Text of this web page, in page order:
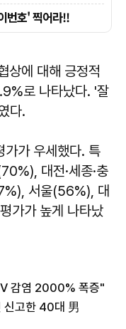
상에 대해 긍정적
로 나타났다. '잘
다.
가가 우세했다. 특
대전·세종·충
서울(56%), 대
가가 높게 나타났
감염 2000% 폭증"
신고한 40대 男